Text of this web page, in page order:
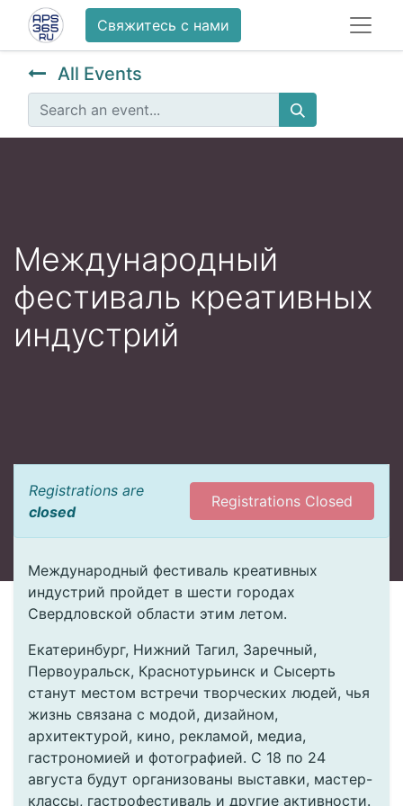
Свяжитесь с нами
All Events
Международный
фестиваль креативных
индустрий
Registrations are
closed
Registrations Closed
Международный фестиваль креативных
индустрий пройдет в шести городах
Свердловской области этим летом.
Екатеринбург, Нижний Тагил, Заречный,
Первоуральск, Краснотурьинск и Сысерть
станут местом встречи творческих людей, чья
жизнь связана с модой, дизайном,
архитектурой, кино, рекламой, медиа,
гастрономией и фотографией. С 18 по 24
августа будут организованы выставки, мастер-
классы, гастрофестиваль и другие активности.